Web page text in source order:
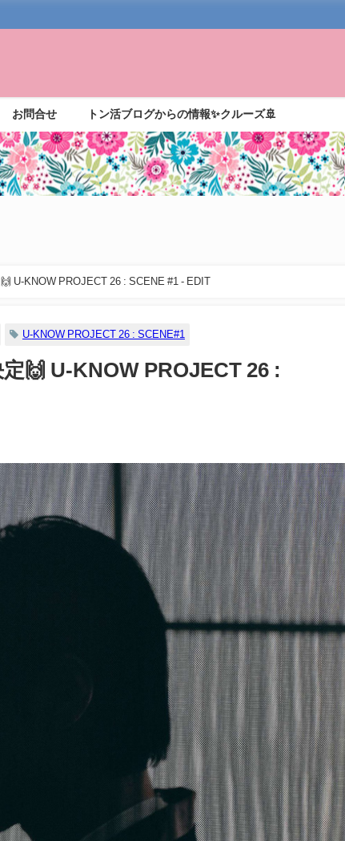
お問合せ トン活ブログからの情報✨クルーズ🚢
U-KNOW PROJECT 26 : SCENE #1 - EDIT
U-KNOW PROJECT 26 : SCENE#1
🙌 U-KNOW PROJECT 26 :